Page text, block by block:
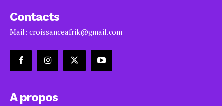
Contacts
Mail: croissanceafrik@gmail.com
A propos